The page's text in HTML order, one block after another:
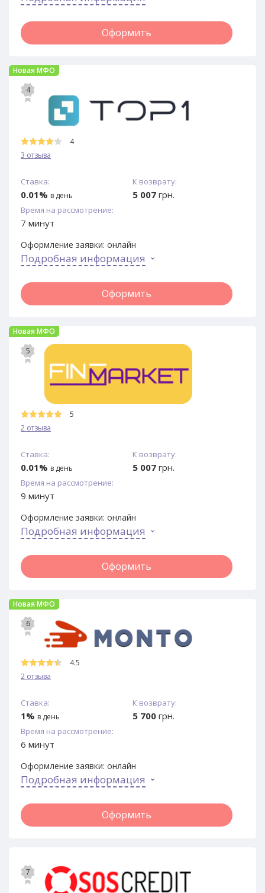
Оформить
Новая МФО
4
4
3 отзыва
Ставка:
0.01% в день
К возврату:
5 007 грн.
Время на рассмотрение:
7 минут
Оформление заявки: онлайн
Подробная информация
Оформить
Новая МФО
5
5
2 отзыва
Ставка:
0.01% в день
К возврату:
5 007 грн.
Время на рассмотрение:
9 минут
Оформление заявки: онлайн
Подробная информация
Оформить
Новая МФО
6
4.5
2 отзыва
Ставка:
1% в день
К возврату:
5 700 грн.
Время на рассмотрение:
6 минут
Оформление заявки: онлайн
Подробная информация
Оформить
7